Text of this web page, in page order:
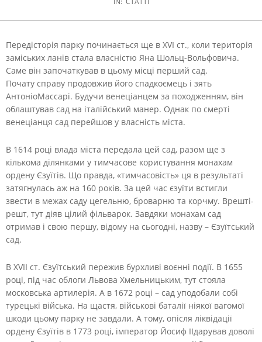
Передісторія парку починається ще в XVI ст., коли територія
заміських ланів стала власністю Яна Шольц-Вольфовича.
Саме він започаткував в цьому місці перший сад.
Почату справу продовжив його спадкоємець і зять
АнтоніоМассарі. Будучи венеціанцем за походженням, він
облаштував сад на італійський манер. Однак по смерті
венеціанця сад перейшов у власність міста.
В 1614 році влада міста передала цей сад, разом ще з
кількома ділянками у тимчасове користування монахам
ордену Єзуїтів. Що правда, «тимчасовість» ця в результаті
затягнулась аж на 160 років. За цей час єзуїти встигли
звести в межах саду цегельню, броварню та корчму. Врешті-
решт, тут діяв цілий фільварок. Завдяки монахам сад
отримав і свою першу, відому на сьогодні, назву – Єзуїтський
сад.
В XVII ст. Єзуїтський пережив бурхливі воєнні події. В 1655
році, під час облоги Львова Хмельницьким, тут стояла
московська артилерія. А в 1672 році – сад уподобали собі
турецькі війська. На щастя, військові баталії ніякої вагомої
шкоди цьому парку не завдали. А тому, опісля ліквідації
ордену Єзуїтів в 1773 році, імператор Йосиф IIдарував доволі